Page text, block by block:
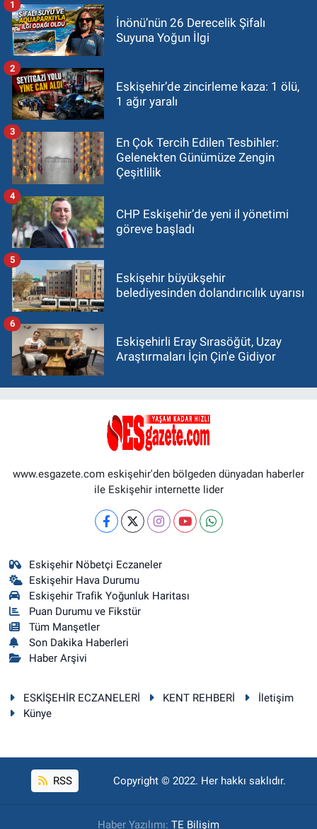
İnönü’nün 26 Derecelik Şifalı
Suyuna Yoğun İlgi
1
Eskişehir’de zincirleme kaza: 1 ölü,
1 ağır yaralı
2
En Çok Tercih Edilen Tesbihler:
Gelenekten Günümüze Zengin
Çeşitlilik
3
CHP Eskişehir’de yeni il yönetimi
göreve başladı
4
Eskişehir büyükşehir
belediyesinden dolandırıcılık uyarısı
5
Eskişehirli Eray Sırasöğüt, Uzay
Araştırmaları İçin Çin'e Gidiyor
6
www.esgazete.com eskişehir'den bölgeden dünyadan haberler
ile Eskişehir internette lider
Eskişehir Nöbetçi Eczaneler
Eskişehir Hava Durumu
Eskişehir Trafik Yoğunluk Haritası
Puan Durumu ve Fikstür
Tüm Manşetler
Son Dakika Haberleri
Haber Arşivi
ESKİŞEHİR ECZANELERİ KENT REHBERİ
İletişim
Künye
RSS Copyright © 2022. Her hakkı saklıdır.
Haber Yazılımı: TE Bilişim